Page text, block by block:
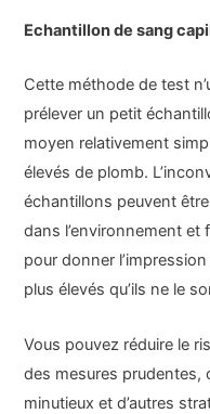
Echantillon de sang
Cette méthode de test
prélever un petit
moyen relativement
élevés de plomb.
échantillons peuvent
dans l’environnement
pour donner
plus élevés qu’ils ne le
Vous pouvez réduire le
des mesures prudentes,
minutieux et d’autres